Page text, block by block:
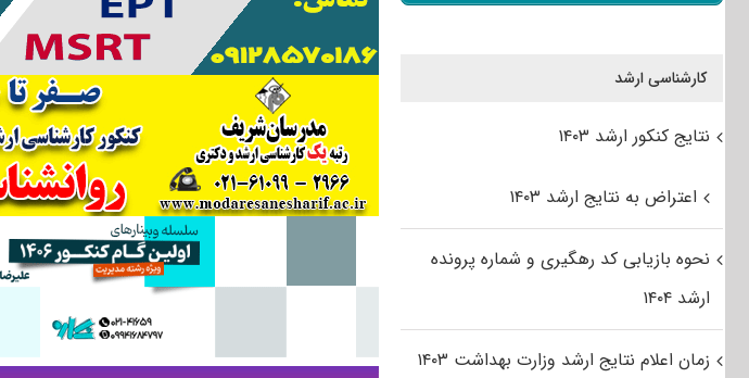
کارشناسی ارشد
نتایج کنکور ارشد ۱۴۰۳
اعتراض به نتایج ارشد ۱۴۰۳
نحوه بازیابی کد رهگیری و شماره پرونده
ارشد ۱۴۰۴
زمان اعلام نتایج ارشد وزارت بهداشت ۱۴۰۳